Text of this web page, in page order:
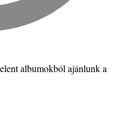
albumokból ajánlunk a